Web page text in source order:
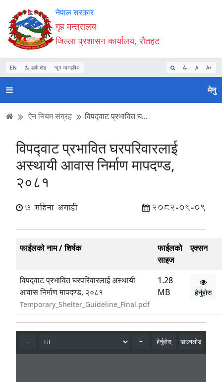
Accessibility
Mode
सुरु
गर्नुहोस्
सामाग्री
पढ्नुहाेस्
नेभिगेसन
पढ्नुहाेस्
वेबसाइट
खोजमा
जानुहोस्
नेपाल सरकार
गृह मन्त्रालय
जिल्ला प्रशासन कार्यालय, रौतहट
EN डार्क मोड न्यून व्यान्डविथ A- A A+
मेनु
ऐन नियम संग्रह विपद्‍वाट प्रभावित घ...
विपद्‍वाट प्रभावित घरपरिवारलाई
अस्थायी आवास निर्माण मापदण्ड,
२०८१
7 महिना अगाडी 2082-09-09
फाईलको नाम / शिर्षक
फाईलको
साइज
एक्सन
विपद्‍वाट प्रभावित घरपरिवारलाई अस्थायी
आवास निर्माण मापदण्ड, २०८१
Temporary_Shelter_Guideline_Final.pdf
1.28
MB
हेर्नुहोस